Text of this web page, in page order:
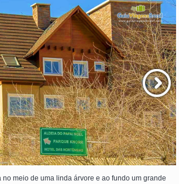
no meio de uma linda árvore e ao fundo um grande